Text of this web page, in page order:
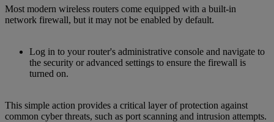
Most modern wireless routers come equipped with a built-in
network firewall, but it may not be enabled by default.
Log in to your router's administrative console and navigate to
the security or advanced settings to ensure the firewall is
turned on.
This simple action provides a critical layer of protection against
common cyber threats, such as port scanning and intrusion attempts.